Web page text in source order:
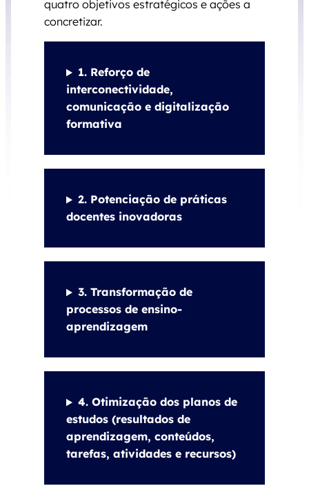
quatro objetivos estratégicos e ações a
concretizar.
1. Reforço de
interconectividade,
comunicação e digitalização
formativa
2. Potenciação de práticas
docentes inovadoras
3. Transformação de
processos de ensino-
aprendizagem
4. Otimização dos planos de
estudos (resultados de
aprendizagem, conteúdos,
tarefas, atividades e recursos)